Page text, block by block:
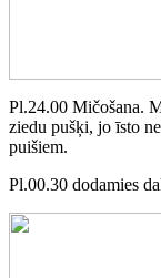
Pl.24.00 Mičošana.
ziedu pušķi, jo īsto
puišiem.
Pl.00.30 dodamies